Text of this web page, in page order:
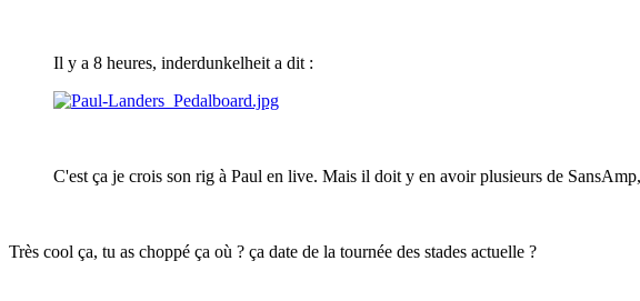
Il y a 8 heures, inderdunkelheit a dit :
C'est ça je crois son rig à Paul en live. Mais il doit y en avoir plusieurs de
Très cool ça, tu as choppé ça où ? ça date de la tournée des stades actuelle ?